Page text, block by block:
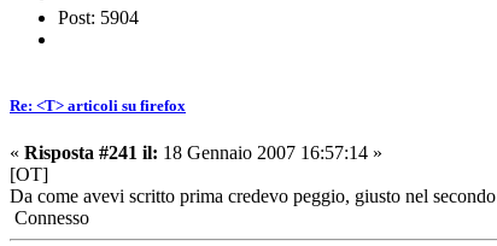
Post: 5904
Re: <T> articoli su firefox
« Risposta #241 il: 18 Gennaio 2007 16:57:14 »
[OT]
Da come avevi scritto prima credevo peggio, giusto nel
Connesso